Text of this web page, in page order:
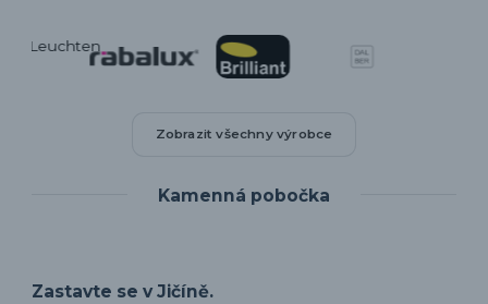
Zobrazit všechny výrobce
Kamenná pobočka
Zastavte se v Jičíně.